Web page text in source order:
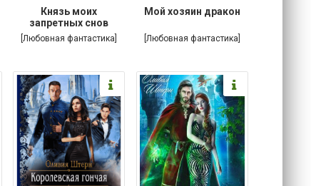
Князь моих
запретных снов
[Любовная фантастика]
Мой хозяин дракон
[Любовная фантастика]